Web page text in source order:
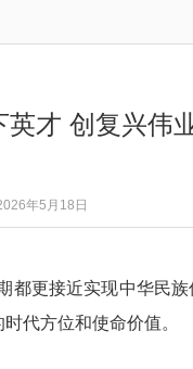
英才 创复兴伟
年5月18日
更接近实现中华民族
代方位和使命价值。